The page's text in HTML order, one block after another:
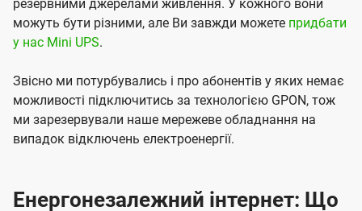
резервними джерелами живлення. У кожного вони
можуть бути різними, але Ви завжди можете придбати
у нас Mini UPS.
Звісно ми потурбувались і про абонентів у яких немає
можливості підключитись за технологією GPON, тож
ми зарезервували наше мережеве обладнання на
випадок відключень електроенергії.
Енергонезалежний інтернет: Що